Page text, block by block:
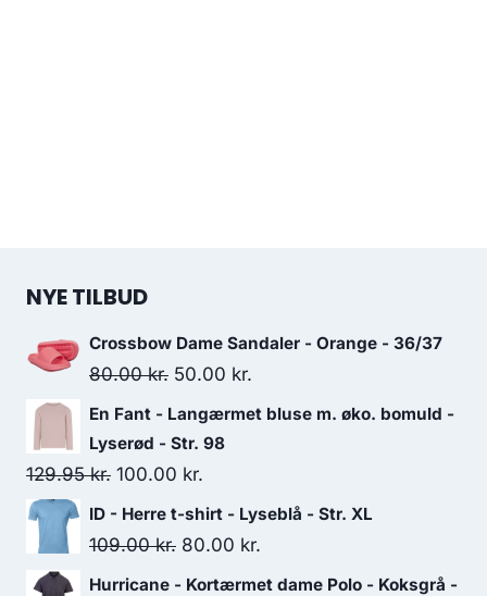
NYE TILBUD
Crossbow Dame Sandaler - Orange - 36/37
80.00kr. Original
price
was:
80.00 kr..
50.00 kr.
price
En Fant - Langærmet bluse m. øko. bomuld -
Lyserød - Str. 98
129.95kr. Original
price
was:
100.00 kr.
price
is:
ID - Herre t-shirt - Lyseblå - Str. XL
109.00kr. Original
price
80.00 kr.
price
Hurricane - Kortærmet dame Polo - Koksgrå -